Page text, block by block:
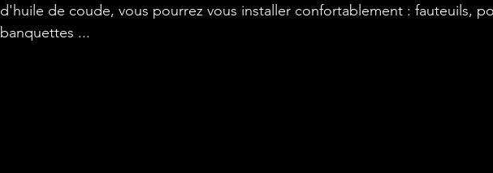
d'huile de coude, vous pourrez vous installer confortablement : fauteuils,
banquettes ...